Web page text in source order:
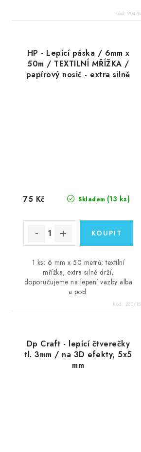
Kód:90478
HP - Lepící páska / 6mm x
50m / TEXTILNÍ MŘÍŽKA /
papírový nosič - extra silně
Skladem (13 ks)
75 Kč
1 ks; 6 mm x 50 metrů; textilní
mřížka, extra silně drží,
doporučujeme na lepení vazby alba
a pod.
Kód: 200/15
Dp Craft - lepící čtverečky
tl. 3mm / na 3D efekty, 5x5
mm